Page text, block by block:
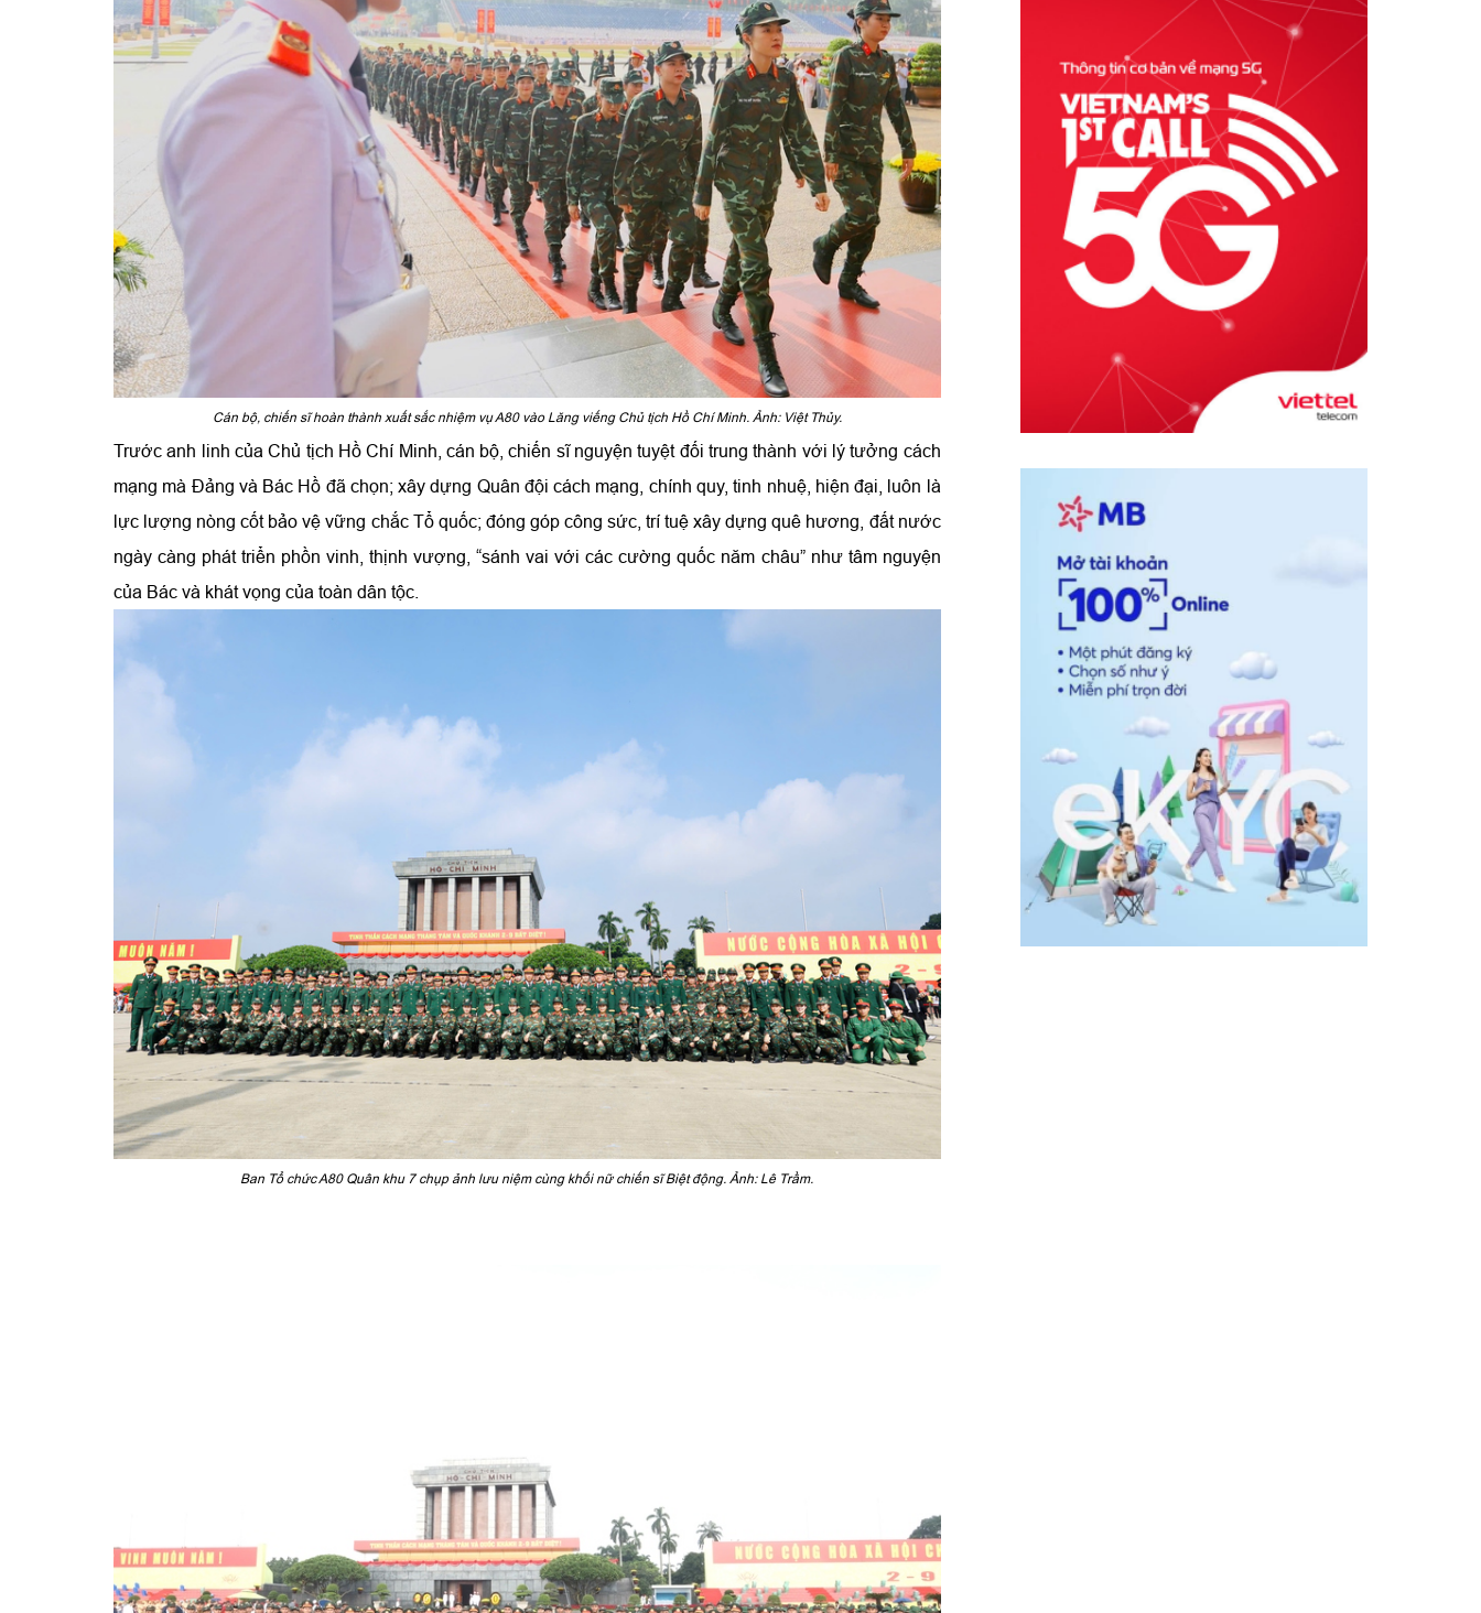
Cán bộ, chiến sĩhoàn thành xuất sắc nhiệm vụ A80 vào Lăng viếng Chủ tịch Hồ Chí Minh. Ảnh: Việt Thủy.
Trước anh linh của Chủ tịch Hồ Chí Minh, cán bộ, chiến sĩ nguyện tuyệt đối trung thành với lý tưởng cách
mạng mà Đảng và Bác Hồ đã chọn; xây dựng Quân đội cách mạng, chính quy, tinh nhuệ, hiện đại, luôn là
lực lượng nòng cốt bảo vệ vững chắc Tổ quốc; đóng góp công sức, trí tuệ xây dựng quê hương, đất nước
ngày càng phát triển phồn vinh, thịnh vượng, “sánh vai với các cường quốc năm châu” như tâm nguyện
của Bác và khát vọng của toàn dân tộc.
Ban Tổ chức A80 Quân khu 7 chụp ảnh lưu niệm cùng khối nữ chiến sĩ Biệt động. Ảnh: Lê Trầm.